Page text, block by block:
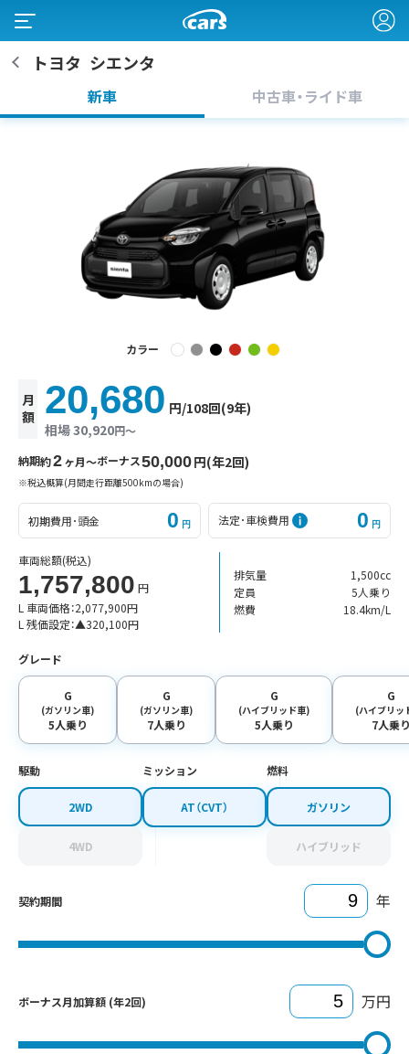
トヨタ シエンタ
新車 中古車・ライド車
カラー
月
額
相場 30,920円〜
20,680 円/108回(9年)
納期約2ヶ月〜ボーナス50,000円(年2回)
※税込概算(月間走行距離500kmの場合)
初期費用･頭金 0 円 法定･車検費用 0 円
車両総額(税込)
1,757,800 円
L 車両価格：2,077,900円
L 残価設定：▲320,100円
排気量
1,500cc
定員
5人乗り
燃費
18.4km/L
グレード
G
(ガソリン車)
5人乗り
G
(ガソリン車)
7人乗り
G
(ハイブリッド車)
5人乗り
G
(ハイブリッ
7人乗
駆動
2WD
4WD
ミッション
AT（CVT）
燃料
ガソリン
ハイブリッド
契約期間 年
ボーナス月加算額 (年2回) 万円